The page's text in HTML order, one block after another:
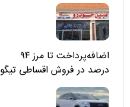
اضافه‌پرداخت تا مرز ۹۴
درصد در فروش اقساطی تیگو
۸؛ مسئولان «مبین خودرو» را
نمی‌بینند؟